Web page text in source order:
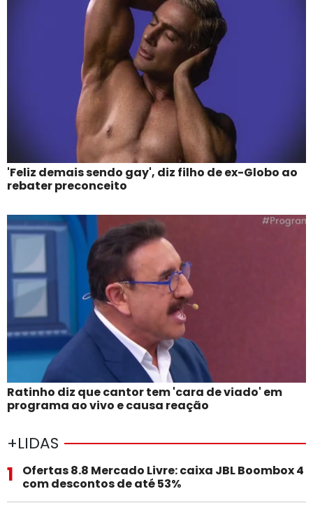
'Feliz demais sendo gay', diz filho de ex-Globo ao
rebater preconceito
Ratinho diz que cantor tem 'cara de viado' em
programa ao vivo e causa reação
+LIDAS
1
Ofertas 8.8 Mercado Livre: caixa JBL Boombox 4
com descontos de até 53%